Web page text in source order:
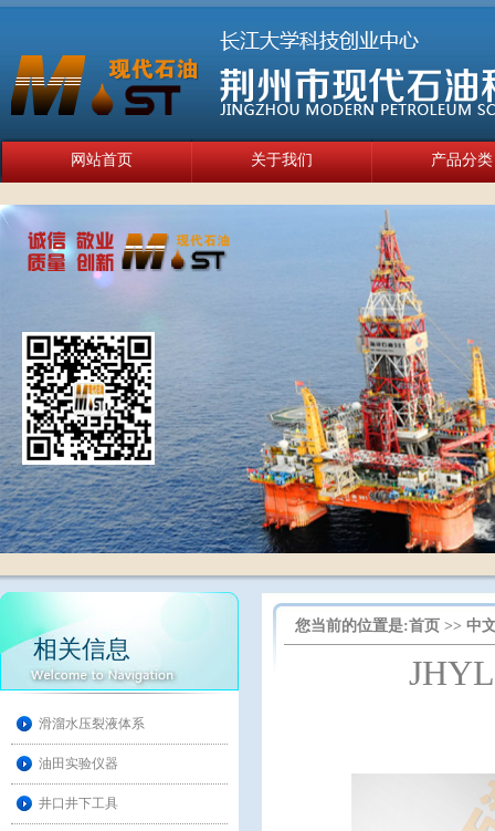
网站首页 关于我们 产品分类
相关信息
滑溜水压裂液体系
油田实验仪器
井口井下工具
您当前的位置是:首页 >> 中